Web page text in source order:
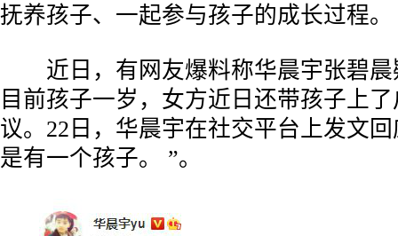
抚养孩子、一起参与孩子的成长过程。
近日，有网友爆料称华晨宇张碧晨
目前孩子一岁，女方近日还带孩子上
议。22日，华晨宇在社交平台上发文
是有一个孩子。 ”。